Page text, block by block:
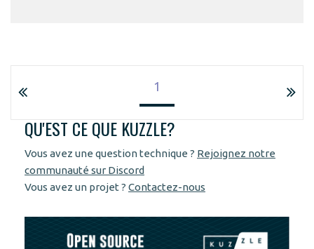
1
QU'EST CE QUE KUZZLE?
Vous avez une question technique ? Rejoignez notre
communauté sur Discord
Vous avez un projet ? Contactez-nous